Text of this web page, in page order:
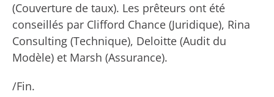
(Couverture de taux). Les prêteurs ont été
conseillés par Clifford Chance (Juridique), Rina
Consulting (Technique), Deloitte (Audit du
Modèle) et Marsh (Assurance).
/Fin.